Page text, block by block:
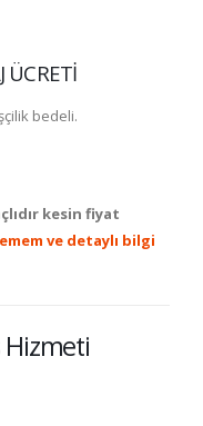
ÜCRETİ
bedeli.
kesin fiyat
ve detaylı bilgi
Hizmeti